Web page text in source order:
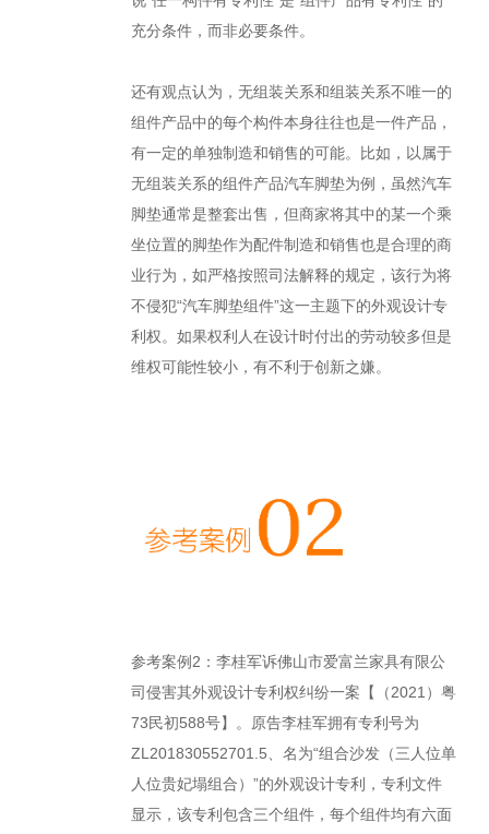
充分条件，而非必要条件。
还有观点认为，无组装关系和组装关系不唯一的
组件产品中的每个构件本身往往也是一件产品，
有一定的单独制造和销售的可能。比如，以属于
无组装关系的组件产品汽车脚垫为例，虽然汽车
脚垫通常是整套出售，但商家将其中的某一个乘
坐位置的脚垫作为配件制造和销售也是合理的商
业行为，如严格按照司法解释的规定，该行为将
不侵犯“汽车脚垫组件”这一主题下的外观设计专
利权。如果权利人在设计时付出的劳动较多但是
维权可能性较小，有不利于创新之嫌。
参考案例2：李桂军诉佛山市爱富兰家具有限公
司侵害其外观设计专利权纠纷一案【（2021）粤
73民初588号】。原告李桂军拥有专利号为
ZL201830552701.5、名为“组合沙发（三人位单
人位贵妃塌组合）”的外观设计专利，专利文件
显示，该专利包含三个组件，每个组件均有六面